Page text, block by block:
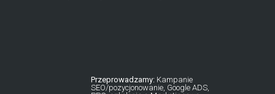
Przeprowadzamy: Kampanie
SEO/pozycjonowanie, Google ADS,